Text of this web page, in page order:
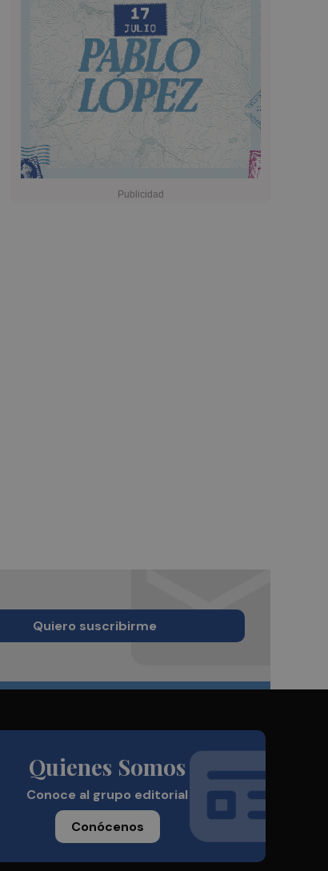
Quiero suscribirme
Quienes Somos
Conoce al grupo editorial
Conócenos